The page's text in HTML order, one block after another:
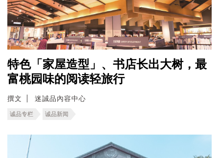
特色「家屋造型」、书店长出大树，最
富桃园味的阅读轻旅行
撰文 迷誠品內容中心
诚品专栏 诚品新闻